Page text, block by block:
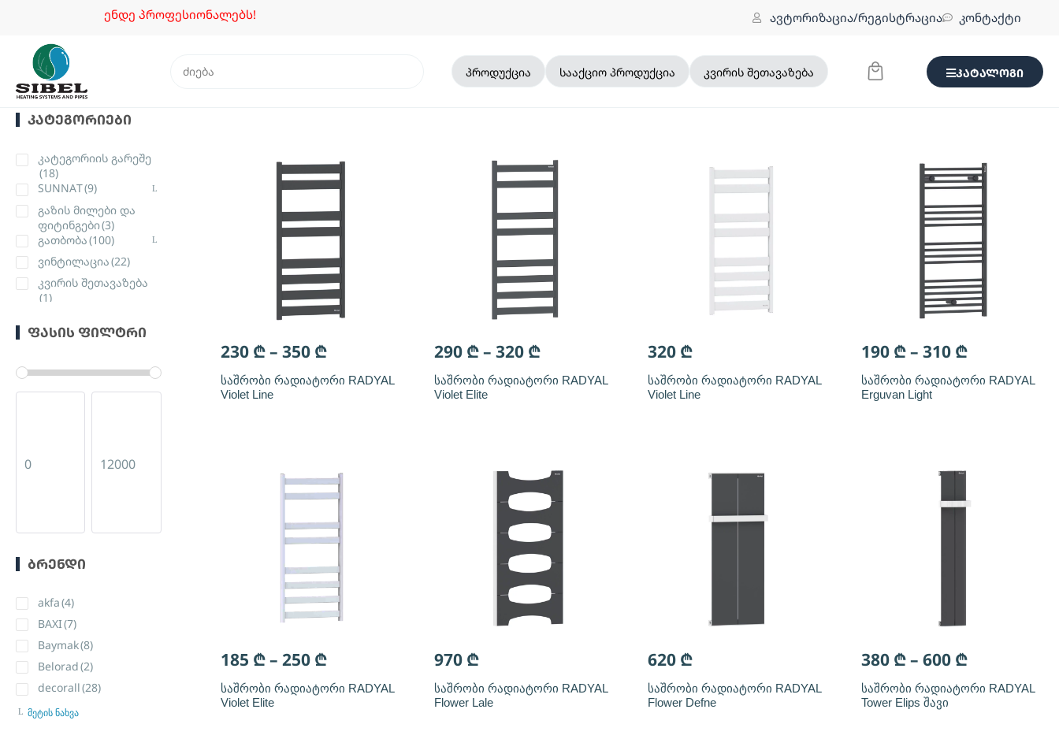
ენდე პროფესიონალებს! ავტორიზაცია/რეგისტრაცია კონტაქტი
პროდუქცია სააქციო პროდუქცია კვირის შეთავაზება კატალოგი
ᲙᲐᲢᲔᲒᲝᲠᲘᲔᲑᲘ
კატეგორიის გარეშე
(18)
SUNNAT(9)
გაზის მილები და
ფიტინგები(3)
გათბობა(100)
ვინტილაცია(22)
კვირის შეთავაზება
(1)
მილები(17)
მასალები(2)
ᲤᲐᲡᲘᲡ ᲤᲘᲚᲢᲠᲘ
ᲑᲠᲔᲜᲓᲘ
akfa(4)
BAXI(7)
Baymak(8)
Belorad(2)
decorall(28)
მეტის ნახვა
230 ₾– 350 ₾
საშრობი რადიატორი RADYAL
Violet Line
290 ₾– 320 ₾
საშრობი რადიატორი RADYAL
Violet Elite
320 ₾
საშრობი რადიატორი RADYAL
Violet Line
190 ₾– 310 ₾
საშრობი რადიატორი RADYAL
Erguvan Light
185 ₾– 250 ₾
საშრობი რადიატორი RADYAL
Violet Elite
970 ₾
საშრობი რადიატორი RADYAL
Flower Lale
620 ₾
საშრობი რადიატორი RADYAL
Flower Defne
380 ₾– 600 ₾
საშრობი რადიატორი RADYAL
Tower Elips შავი